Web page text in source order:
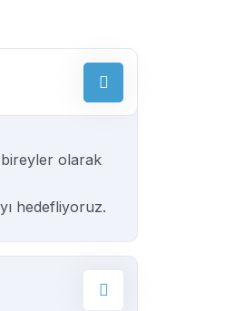
bireyler olarak
hedefliyoruz.